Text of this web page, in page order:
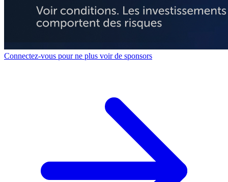
Connectez-vous pour ne plus voir de sponsors